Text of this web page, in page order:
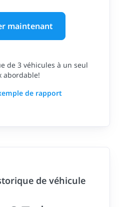
maintenant
de 3 véhicules à un seul
abordable!
de rapport
de véhicule